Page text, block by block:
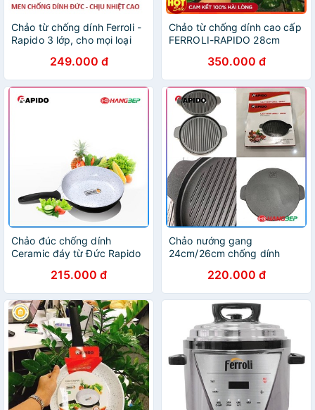
Chảo từ chống dính Ferroli -
Rapido 3 lớp, cho mọi loại
249.000 đ
Chảo từ chống dính cao cấp
FERROLI-RAPIDO 28cm
350.000 đ
Chảo đúc chống dính
Ceramic đáy từ Đức Rapido
215.000 đ
Chảo nướng gang
24cm/26cm chống dính
220.000 đ